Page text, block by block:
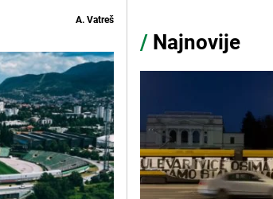
A. Vatreš
/ Najnovije